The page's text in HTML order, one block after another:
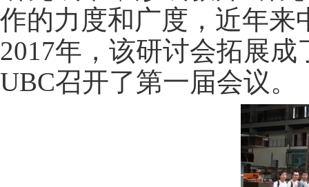
作的力度和广度，近年来
2017年，该研讨会拓展成
UBC召开了第一届会议。